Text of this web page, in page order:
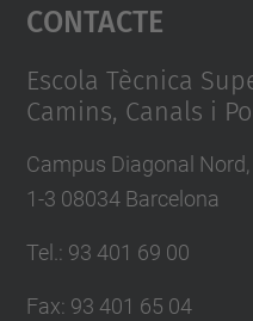
powered by
Contacte
Escola Tècnica
Camins, Canals i
Campus Diagonal
1-3 08034 Barcelona
Tel.: 93 401 69 00
Fax: 93 401 65 04